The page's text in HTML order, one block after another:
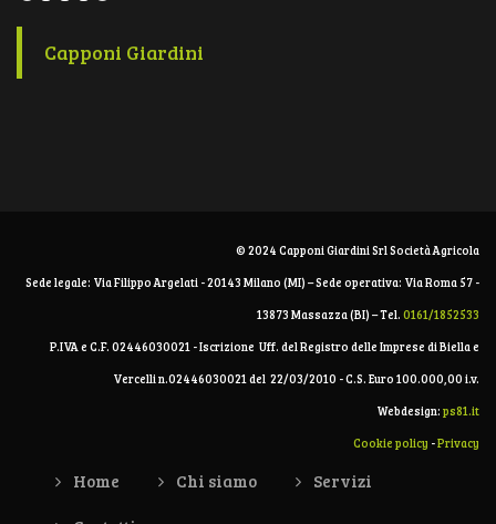
Capponi Giardini
© 2024 Capponi Giardini Srl Società Agricola
Sede legale: Via Filippo Argelati - 20143 Milano (MI) – Sede operativa: Via Roma 57 -
13873 Massazza (BI) – Tel. 0161/1852533
P.IVA e C.F. 02446030021 - Iscrizione Uff. del Registro delle Imprese di Biella e
Vercelli n.02446030021 del 22/03/2010 - C.S. Euro 100.000,00 i.v.
Webdesign: ps81.it
Cookie policy -Privacy
Home Chi siamo Servizi